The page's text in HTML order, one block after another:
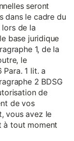
seront
dans le cadre du
de la
base juridique
1, de la
le
1 lit. a
2 BDSG
de
de vos
vous avez le
à tout moment